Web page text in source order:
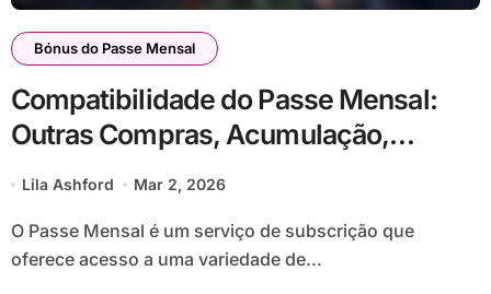
Bónus do Passe Mensal
Compatibilidade do Passe Mensal:
Outras Compras, Acumulação,
Limitações
Lila Ashford Mar 2, 2026
O Passe Mensal é um serviço de subscrição que
oferece acesso a uma variedade de...